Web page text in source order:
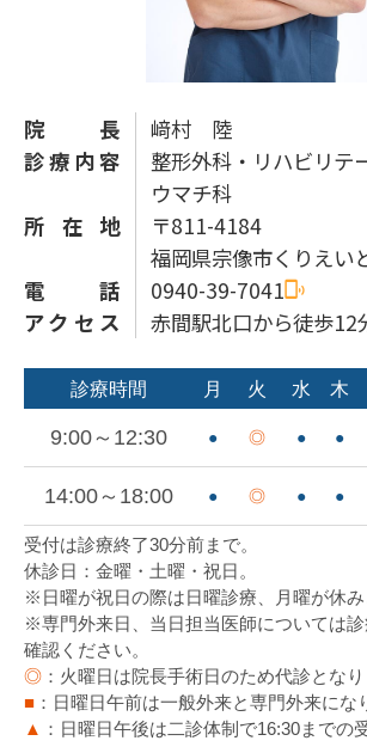
院長
﨑村 陸
診療内容
整形外科・リハビリテ
ウマチ科
所在地
〒811-4184
福岡県宗像市くりえい
電話
0940-39-7041
アクセス
赤間駅北口から徒歩12